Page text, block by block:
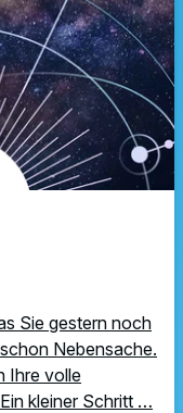
Sie gestern noch
Nebensache.
Ihre volle
kleiner Schritt …